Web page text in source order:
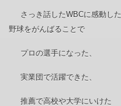
さっき話したWBCに感動し
野球をがんばることで
プロの選手になった、
実業団で活躍できた、
推薦で高校や大学にいけた